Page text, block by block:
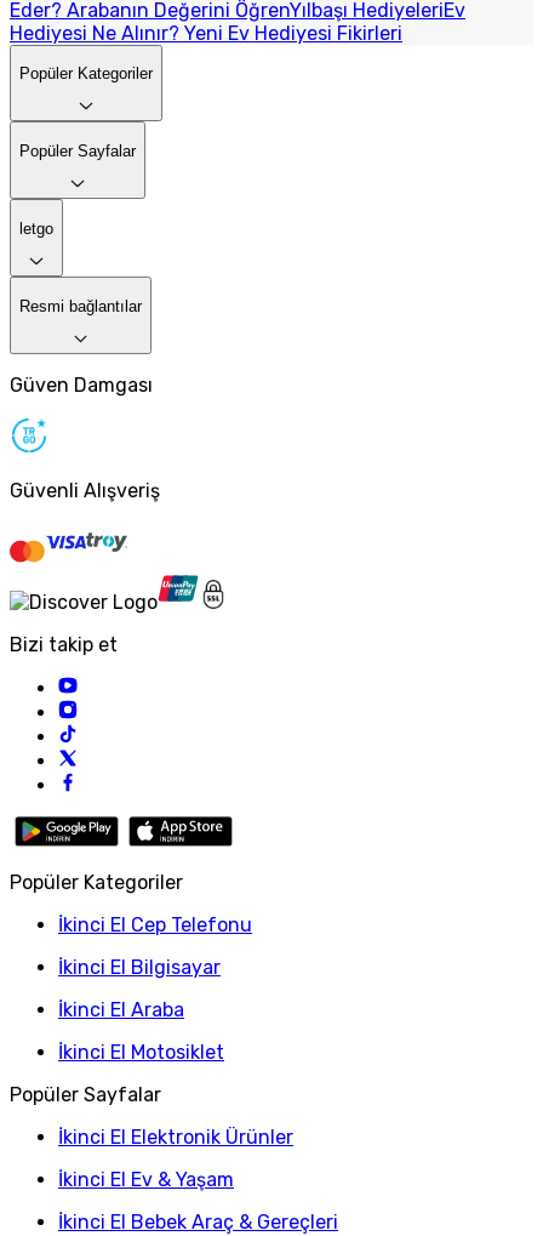
Eder? Arabanın Değerini ÖğrenYılbaşı HediyeleriEv
Hediyesi Ne Alınır? Yeni Ev Hediyesi Fikirleri
Popüler Kategoriler
Popüler Sayfalar
letgo
Resmi bağlantılar
Güven Damgası
Güvenli Alışveriş
Bizi takip et
Popüler Kategoriler
İkinci El Cep Telefonu
İkinci El Bilgisayar
İkinci El Araba
İkinci El Motosiklet
Popüler Sayfalar
İkinci El Elektronik Ürünler
İkinci El Ev & Yaşam
İkinci El Bebek Araç & Gereçleri